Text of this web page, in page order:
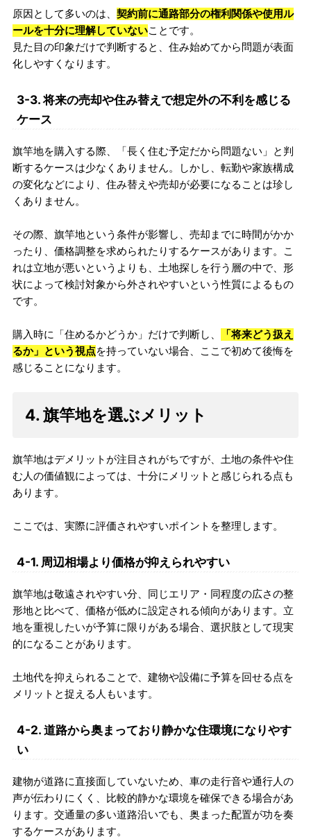
原因として多いのは、 契約前に通路部分の権利関係や使用ル
ールを十分に理解していないことです。
見た目の印象だけで判断すると、住み始めてから問題が表面
化しやすくなります。
3-3. 将来の売却や住み替えで想定外の不利を感じる
ケース
旗竿地を購入する際、「長く住む予定だから問題ない」と判
断するケースは少なくありません。しかし、転勤や家族構成
の変化などにより、住み替えや売却が必要になることは珍し
くありません。
その際、旗竿地という条件が影響し、売却までに時間がかか
ったり、価格調整を求められたりするケースがあります。こ
れは立地が悪いというよりも、土地探しを行う層の中で、形
状によって検討対象から外されやすいという性質によるもの
です。
購入時に「住めるかどうか」だけで判断し、
「将来どう扱え
るか」という視点を持っていない場合、ここで初めて後悔を
感じることになります。
4. 旗竿地を選ぶメリット
旗竿地はデメリットが注目されがちですが、土地の条件や住
む人の価値観によっては、十分にメリットと感じられる点も
あります。
ここでは、実際に評価されやすいポイントを整理します。
4-1. 周辺相場より価格が抑えられやすい
旗竿地は敬遠されやすい分、同じエリア・同程度の広さの整
形地と比べて、価格が低めに設定される傾向があります。立
地を重視したいが予算に限りがある場合、選択肢として現実
的になることがあります。
土地代を抑えられることで、建物や設備に予算を回せる点を
メリットと捉える人もいます。
4-2. 道路から奥まっており静かな住環境になりやす
い
建物が道路に直接面していないため、車の走行音や通行人の
声が伝わりにくく、比較的静かな環境を確保できる場合があ
ります。交通量の多い道路沿いでも、奥まった配置が功を奏
するケースがあります。